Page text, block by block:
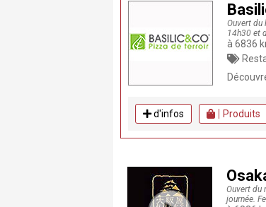
Ouvert du
14h30 et
à 6836
d'infos Produits
Ouvert du
journée.